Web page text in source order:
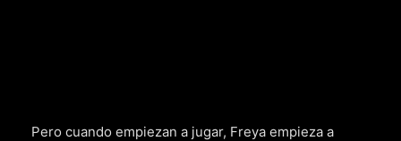
Pero cuando empiezan a jugar, Freya empieza a